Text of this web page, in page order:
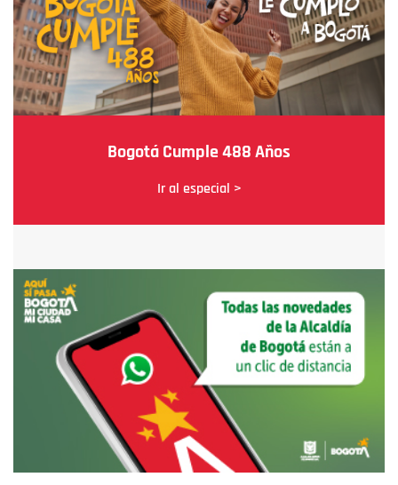
Bogotá Cumple 488 Años
Ir al especial >